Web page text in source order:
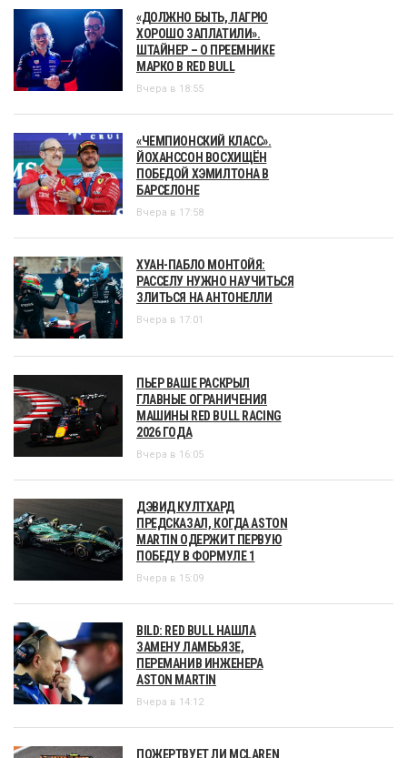
«ДОЛЖНО БЫТЬ, ЛАГРЮ
ХОРОШО ЗАПЛАТИЛИ».
ШТАЙНЕР – О ПРЕЕМНИКЕ
МАРКО В RED BULL
Вчера в 18:55
«ЧЕМПИОНСКИЙ КЛАСС».
ЙОХАНССОН ВОСХИЩЁН
ПОБЕДОЙ ХЭМИЛТОНА В
БАРСЕЛОНЕ
Вчера в 17:58
ХУАН-ПАБЛО МОНТОЙЯ:
РАССЕЛУ НУЖНО НАУЧИТЬСЯ
ЗЛИТЬСЯ НА АНТОНЕЛЛИ
Вчера в 17:01
ПЬЕР ВАШЕ РАСКРЫЛ
ГЛАВНЫЕ ОГРАНИЧЕНИЯ
МАШИНЫ RED BULL RACING
2026 ГОДА
Вчера в 16:05
ДЭВИД КУЛТХАРД
ПРЕДСКАЗАЛ, КОГДА ASTON
MARTIN ОДЕРЖИТ ПЕРВУЮ
ПОБЕДУ В ФОРМУЛЕ 1
Вчера в 15:09
BILD: RED BULL НАШЛА
ЗАМЕНУ ЛАМБЬЯЗЕ,
ПЕРЕМАНИВ ИНЖЕНЕРА
ASTON MARTIN
Вчера в 14:12
ПОЖЕРТВУЕТ ЛИ MCLAREN